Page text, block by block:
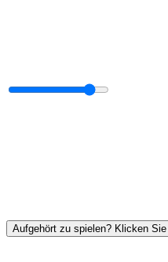
Aufgehört zu spielen? Klicken